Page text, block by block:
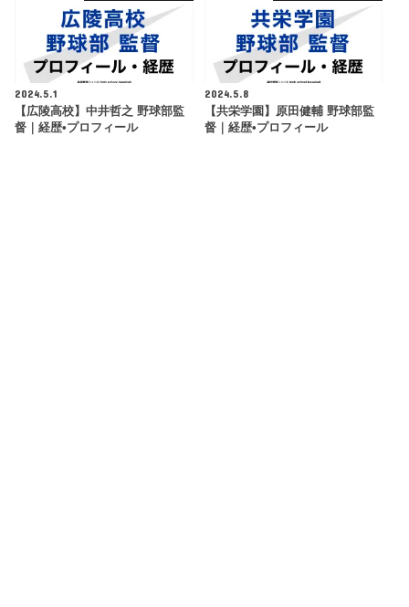
2024.5.1
【広陵高校】中井哲之 野球部監
督｜経歴•プロフィール
2024.5.8
【共栄学園】原田健輔 野球部監
督｜経歴•プロフィール